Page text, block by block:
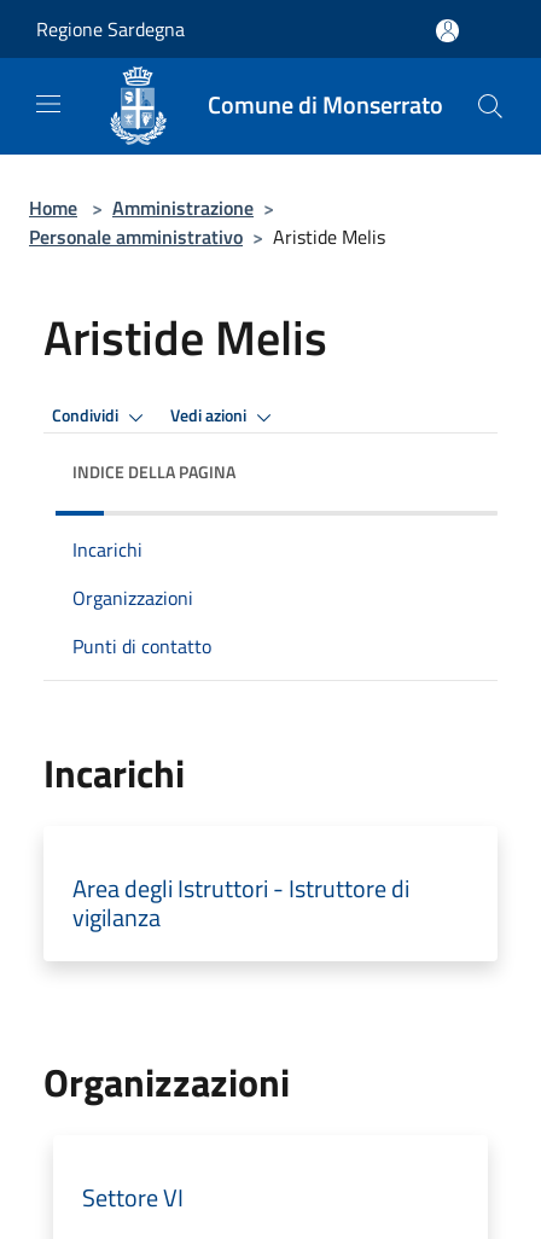
Regione Sardegna
Comune di Monserrato
Home > Amministrazione >
Personale amministrativo > Aristide Melis
Aristide Melis
Condividi Vedi azioni
INDICE DELLA PAGINA
Incarichi
Organizzazioni
Punti di contatto
Incarichi
Area degli Istruttori - Istruttore di
vigilanza
Organizzazioni
Settore VI